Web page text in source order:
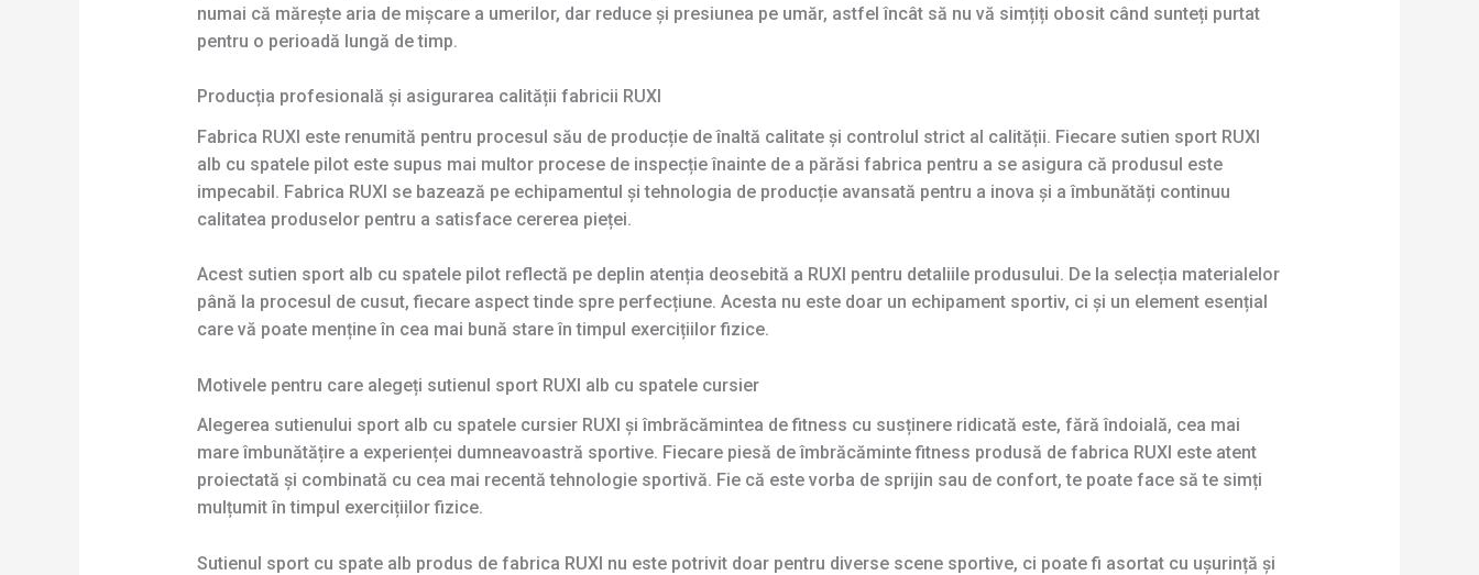
numai că mărește aria de mișcare a umerilor, dar reduce și presiunea pe umăr, astfel încât să nu vă simțiți obosit când sunteți purtat
pentru o perioadă lungă de timp.
Producția profesională și asigurarea calității fabricii RUXI
Fabrica RUXI este renumită pentru procesul său de producție de înaltă calitate și controlul strict al calității. Fiecare sutien sport RUXI
alb cu spatele pilot este supus mai multor procese de inspecție înainte de a părăsi fabrica pentru a se asigura că produsul este
impecabil. Fabrica RUXI se bazează pe echipamentul și tehnologia de producție avansată pentru a inova și a îmbunătăți continuu
calitatea produselor pentru a satisface cererea pieței.
Acest sutien sport alb cu spatele pilot reflectă pe deplin atenția deosebită a RUXI pentru detaliile produsului. De la selecția materialelor
până la procesul de cusut, fiecare aspect tinde spre perfecțiune. Acesta nu este doar un echipament sportiv, ci și un element esențial
care vă poate menține în cea mai bună stare în timpul exercițiilor fizice.
Motivele pentru care alegeți sutienul sport RUXI alb cu spatele cursier
Alegerea sutienului sport alb cu spatele cursier RUXI și îmbrăcămintea de fitness cu susținere ridicată este, fără îndoială, cea mai
mare îmbunătățire a experienței dumneavoastră sportive. Fiecare piesă de îmbrăcăminte fitness produsă de fabrica RUXI este atent
proiectată și combinată cu cea mai recentă tehnologie sportivă. Fie că este vorba de sprijin sau de confort, te poate face să te simți
mulțumit în timpul exercițiilor fizice.
Sutienul sport cu spate alb produs de fabrica RUXI nu este potrivit doar pentru diverse scene sportive, ci poate fi asortat cu ușurință și